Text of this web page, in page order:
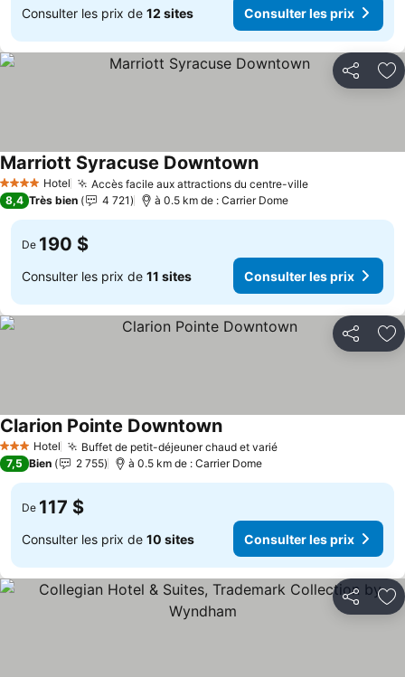
Consulter les prix de 12 sites Consulter les prix
Partager
4 Étoiles Hotel Accès facile aux attractions du centre-villeConsulter les
Marriott Syracuse DowntownConsulter les prix
8,4 Très bien 4 721 à 0.5 km de : Carrier Dome
De 190 $
Consulter les prix de 11 sites Consulter les prix
Partager
3 ÉtoilesHotel Buffet de petit-déjeuner chaud et variéConsulter les prix
Clarion Pointe DowntownConsulter les prix
7,5 Bien 2 755 à 0.5 km de : Carrier Dome
De 117 $
Consulter les prix de 10 sites Consulter les prix
Partager